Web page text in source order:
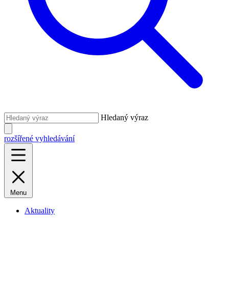
Hledaný výraz
rozšířené vyhledávání
Menu
Aktuality